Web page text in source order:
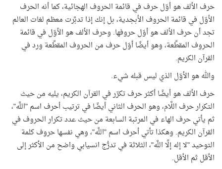
حرف الألف هو أوّل حرف في قائمة الحروف الهجائية، كما أنه الحرف
الأوّل في قائمة الحروف الأبجدية، بل إنك إذا تدبَّرت معظم لغات العالم
تجد أن حرف الألف هو أوّل حروفها. وحرف الألف هو الأوّل في قائمة
الحروف المقطَّعة، وهو أيضًا أوّل حرف من الحروف المقطَّعة ورد في
القرآن الكريم.
والله هو الأوّل الذي ليس قبله شيء.
حرف الألف هو أيضًا أكثر حرف تكرّر في القرآن الكريم، يليه من حيث
التكرار حرف اللَّام، وهو الحرف الثاني أيضًا في ترتيب أحرف اسم "اللَّه"،
ثم يأتي حرف الهاء في المرتبة السابعة من حيث عدد تكرار الحروف في
القرآن الكريم. وهكذا تأتي أحرف اسم "اللَّه"، وهي نفسها حروف كلمة
التوحيد "لا إله إلَّا اللَّه"، الثلاثة في تدرُّج انسيابي واضح من الأكثر إلى
الأقل ثم الأقل.